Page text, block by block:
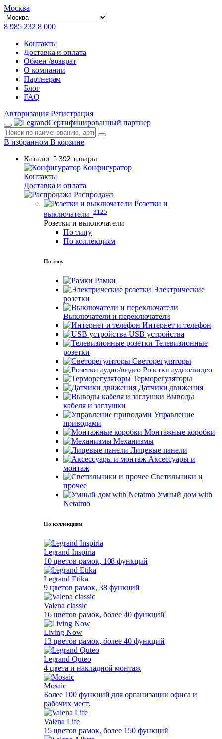
Москва
8 985 232 8 000
Контакты
Доставка и оплата
Обмен /возврат
О компании
Партнерам
Блог
FAQ
Авторизация Регистрация
Сертифицированный партнер
В избранном В корзине
Каталог 5 392 товары
Конфигуратор
Контакты
Доставка и оплата
Распродажа
Розетки и
выключатели 3125
Розетки и выключатели
По типу
По коллекциям
По типу
Рамки
Электрические
розетки
Выключатели и переключатели
Интернет и телефон
USB устройства
Телевизионные
розетки
Светорегуляторы
Розетки аудио/видео
Терморегуляторы
Датчики движения
Выводы
кабеля и заглушки
Управление
приводами
Монтажные коробки
Механизмы
Лицевые панели
Аксессуары и
монтаж
Светильники и
прочее
Умный дом with
Netatmo
По коллекциям
Legrand Inspiria
10 цветов рамок, 108 функций
Legrand Etika
9 цветов рамок, 38 функций
Valena classic
16 цветов рамок, более 40 функций
Living Now
13 цветов рамок, более 40 функций
Legrand Quteo
4 цвета и накладной монтаж
Mosaic
Более 100 функций для организации офиса и
рабочих мест.
Valena Life
15 цветов рамок, более 150 функций